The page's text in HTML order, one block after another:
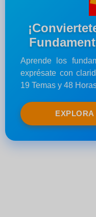
Aprende los
exprésate con
19 Temas y 48